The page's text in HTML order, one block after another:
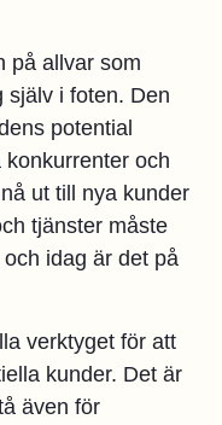
på allvar som
själv i foten. Den
potential
och
ut till nya kunder
tjänster måste
idag är det på
verktyget för att
kunder. Det är
även för